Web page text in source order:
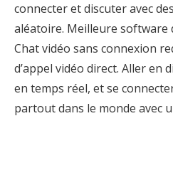
connecter et discuter avec
aléatoire. Meilleure software
Chat vidéo sans connexion
d’appel vidéo direct. Aller en
en temps réel, et se
partout dans le monde avec